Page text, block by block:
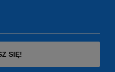
SIĘ!